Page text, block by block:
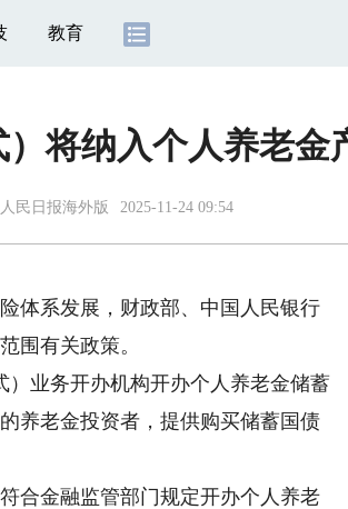
教育
将纳入个人养老金
人民日报海外版 2025-11-24 09:54
系发展，财政部、中国人民银行
围有关政策。
业务开办机构开办个人养老金储蓄
养老金投资者，提供购买储蓄国债
金融监管部门规定开办个人养老